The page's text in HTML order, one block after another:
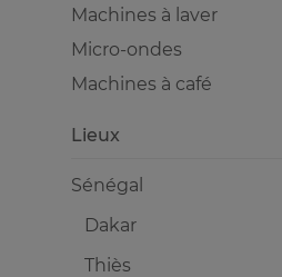
Machines à laver
Micro-ondes
Machines à café
Lieux
Sénégal
Dakar
Thiès